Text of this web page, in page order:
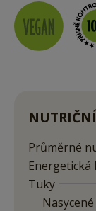
Průměrné
Energetická
Tuky